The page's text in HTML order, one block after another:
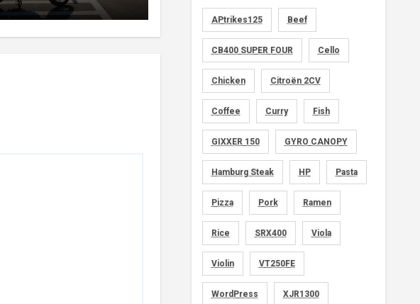
foods(155)
graphics(134)
memo (30)
motorcycle(149)
movies(1)
music(51)
plants(43)
rebuilding(6)
APtrikes125 Beef
CB400 SUPER FOUR Cello
Chicken Citroën 2CV
Coffee Curry Fish
GIXXER 150 GYRO CANOPY
Hamburg Steak HP Pasta
Pizza Pork Ramen
Rice SRX400 Viola
Violin VT250FE
WordPress XJR1300